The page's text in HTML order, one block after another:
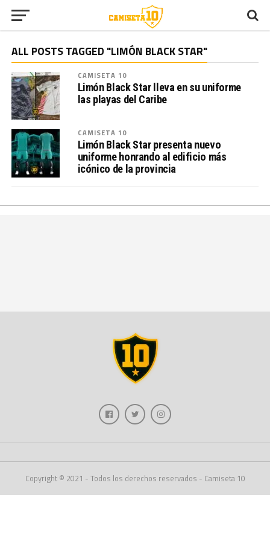
ALL POSTS TAGGED "LIMÓN BLACK STAR"
CAMISETA 10
Limón Black Star lleva en su uniforme
las playas del Caribe
CAMISETA 10
Limón Black Star presenta nuevo
uniforme honrando al edificio más
icónico de la provincia
Copyright © 2021 - Todos los derechos reservados - Camiseta 10